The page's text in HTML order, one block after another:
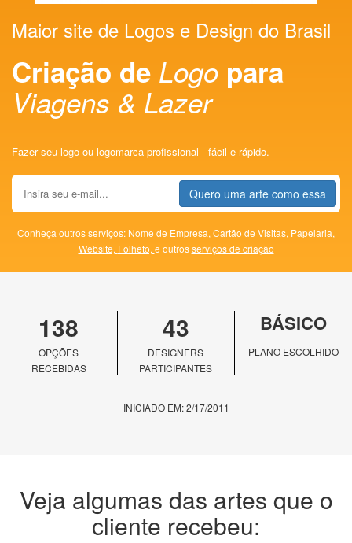
Maior site de Logos e Design do Brasil
Criação de Logo para
Viagens & Lazer
Fazer seu logo ou logomarca profissional - fácil e rápido.
Quero uma arte como essa
Conheça outros serviços: Nome de Empresa, Cartão de Visitas, Papelaria,
Website, Folheto, e outrosserviços de criação
138
OPÇÕES
RECEBIDAS
43
DESIGNERS
PARTICIPANTES
BÁSICO
PLANO ESCOLHIDO
INICIADO EM: 2/17/2011
Veja algumas das artes que o
cliente recebeu: